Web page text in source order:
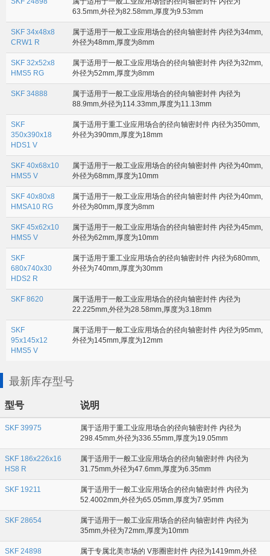
63.5mm,外径为82.58mm,厚度为9.53mm
SKF 34x48x8
CRW1 R
属于适用于一般工业应用场合的径向轴密封件 内径为34mm,
外径为48mm,厚度为8mm
SKF 32x52x8
HMS5 RG
属于适用于一般工业应用场合的径向轴密封件 内径为32mm,
外径为52mm,厚度为8mm
SKF 34888
属于适用于一般工业应用场合的径向轴密封件 内径为
88.9mm,外径为114.33mm,厚度为11.13mm
SKF
350x390x18
HDS1 V
属于适用于重工业应用场合的径向轴密封件 内径为350mm,
外径为390mm,厚度为18mm
SKF 40x68x10
HMS5 V
属于适用于一般工业应用场合的径向轴密封件 内径为40mm,
外径为68mm,厚度为10mm
SKF 40x80x8
HMSA10 RG
属于适用于一般工业应用场合的径向轴密封件 内径为40mm,
外径为80mm,厚度为8mm
SKF 45x62x10
HMS5 V
属于适用于一般工业应用场合的径向轴密封件 内径为45mm,
外径为62mm,厚度为10mm
SKF
680x740x30
HDS2 R
属于适用于重工业应用场合的径向轴密封件 内径为680mm,
外径为740mm,厚度为30mm
SKF 8620
属于适用于一般工业应用场合的径向轴密封件 内径为
22.225mm,外径为28.58mm,厚度为3.18mm
SKF
95x145x12
HMS5 V
属于适用于一般工业应用场合的径向轴密封件 内径为95mm,
外径为145mm,厚度为12mm
最新库存型号
型号 说明
SKF 39975
属于适用于重工业应用场合的径向轴密封件 内径为
298.45mm,外径为336.55mm,厚度为19.05mm
SKF 186x226x16
HS8 R
属于适用于一般工业应用场合的径向轴密封件 内径为
31.75mm,外径为47.6mm,厚度为6.35mm
SKF 19211
属于适用于一般工业应用场合的径向轴密封件 内径为
52.4002mm,外径为65.05mm,厚度为7.95mm
SKF 28654
属于适用于一般工业应用场合的径向轴密封件 内径为
35mm,外径为72mm,厚度为10mm
SKF 24898
属于专属北美市场的 V形圈密封件 内径为1419mm,外径